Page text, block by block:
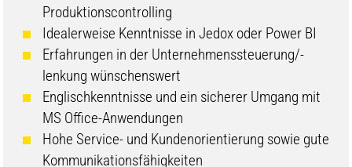
Produktionscontrolling
Idealerweise Kenntnisse in Jedox oder Power BI
Erfahrungen in der Unternehmenssteuerung/-
lenkung wünschenswert
Englischkenntnisse und ein sicherer Umgang mit
MS Office-Anwendungen
Hohe Service- und Kundenorientierung sowie gute
Kommunikationsfähigkeiten